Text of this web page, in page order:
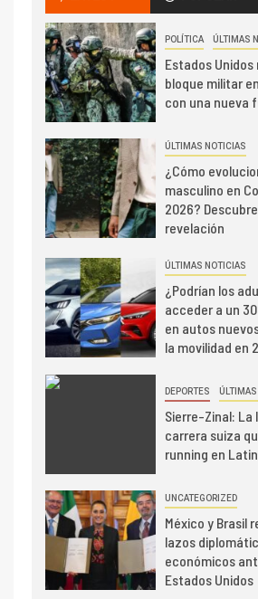
POLÍTICA ÚLTIMAS
Estados
bloque militar
con una nueva
ÚLTIMAS NOTICIAS
¿Cómo
masculino en
2026?
revelación
ÚLTIMAS NOTICIAS
¿Podrían los
acceder a un
en autos
la movilidad en
DEPORTES
Sierre-Zinal: La
carrera suiza
running en
UNCATEGORIZED
México y Brasil
lazos
económicos
Estados Unidos